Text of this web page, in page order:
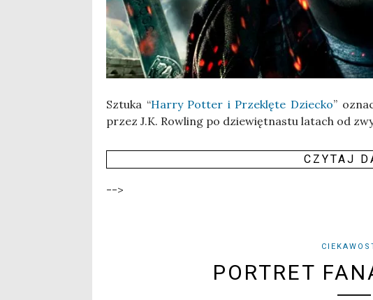
Sztu­ka “Har­ry Pot­ter i Prze­klę­te Dziec­ko”
przez J.K. Row­ling po dzie­więt­na­stu latach od
CZY­TAJ
-->
PORTRET